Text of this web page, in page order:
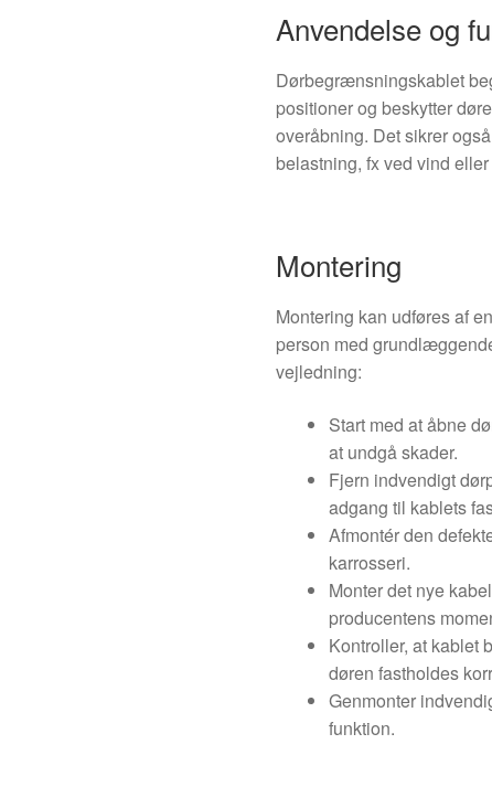
Anvendelse og
Dørbegrænsningskablet
positioner og beskytter
overåbning. Det sikrer
belastning, fx ved vind
Montering
Montering kan udføres af
person med
vejledning:
Start med at åbne
at undgå skader.
Fjern indvendigt
adgang til kablets
Afmontér den
karrosseri.
Monter det nye
producentens
Kontroller, at kablet
døren fastholdes
Genmonter
funktion.